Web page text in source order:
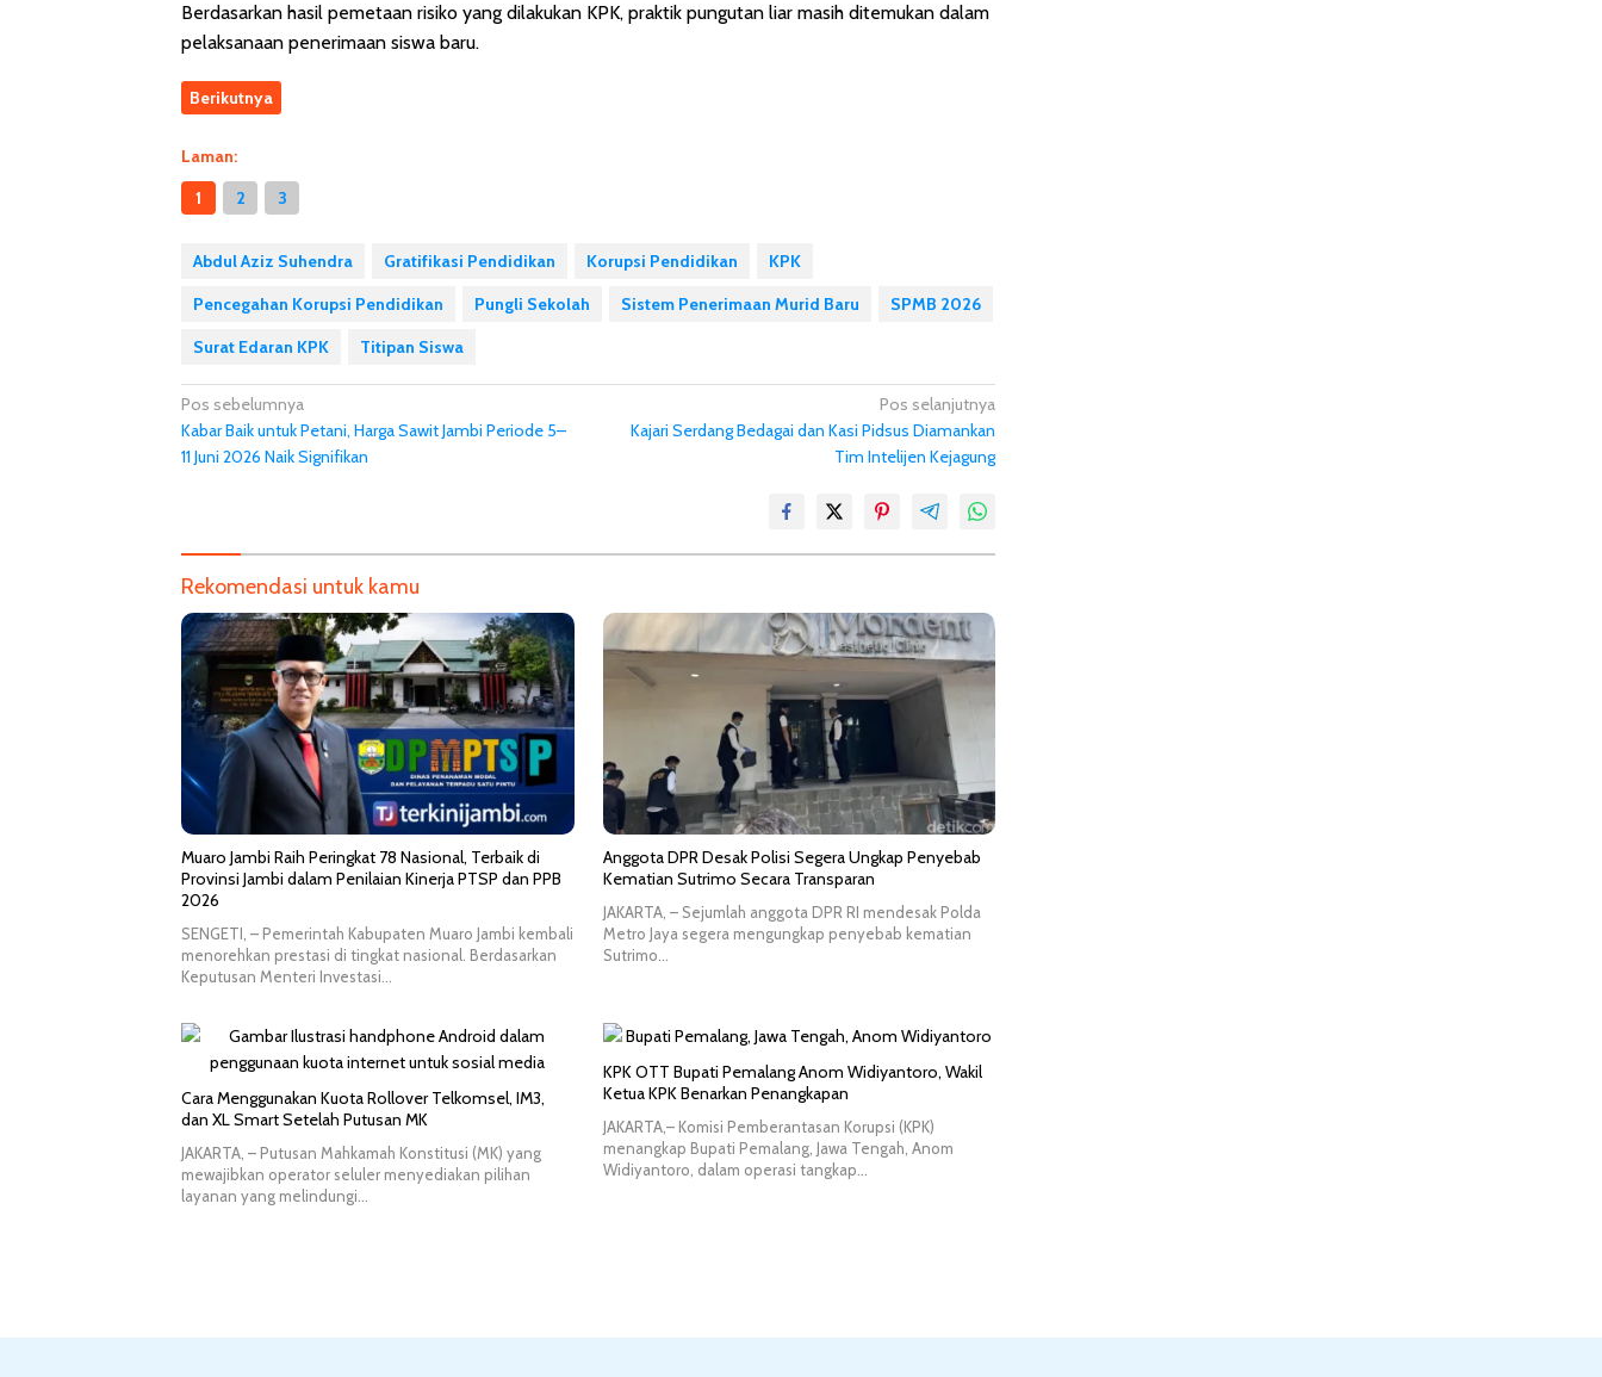
Berdasarkan hasil pemetaan risiko yang dilakukan KPK, praktik pungutan liar masih ditemukan dalam
pelaksanaan penerimaan siswa baru.
Berikutnya
Laman:
1
2 3
Abdul Aziz Suhendra Gratifikasi Pendidikan Korupsi Pendidikan
KPK
Pencegahan Korupsi Pendidikan
Pungli Sekolah Sistem Penerimaan Murid Baru
SPMB 2026
Surat Edaran KPK
Titipan Siswa
Navigasi
pos
Pos sebelumnya
Kabar Baik untuk Petani, Harga Sawit Jambi Periode 5–
11 Juni 2026 Naik Signifikan
Pos selanjutnya
Kajari Serdang Bedagai dan Kasi Pidsus Diamankan
Tim Intelijen Kejagung
Rekomendasi untuk kamu
Muaro Jambi Raih Peringkat 78 Nasional, Terbaik di
Provinsi Jambi dalam Penilaian Kinerja PTSP dan PPB
2026
SENGETI, – Pemerintah Kabupaten Muaro Jambi kembali
menorehkan prestasi di tingkat nasional. Berdasarkan
Keputusan Menteri Investasi…
Anggota DPR Desak Polisi Segera Ungkap Penyebab
Kematian Sutrimo Secara Transparan
JAKARTA, – Sejumlah anggota DPR RI mendesak Polda
Metro Jaya segera mengungkap penyebab kematian
Sutrimo…
Cara Menggunakan Kuota Rollover Telkomsel, IM3,
dan XL Smart Setelah Putusan MK
JAKARTA, – Putusan Mahkamah Konstitusi (MK) yang
mewajibkan operator seluler menyediakan pilihan
layanan yang melindungi…
KPK OTT Bupati Pemalang Anom Widiyantoro, Wakil
Ketua KPK Benarkan Penangkapan
JAKARTA,– Komisi Pemberantasan Korupsi (KPK)
menangkap Bupati Pemalang, Jawa Tengah, Anom
Widiyantoro, dalam operasi tangkap…